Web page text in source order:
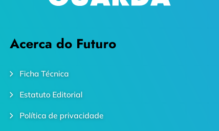
Acerca do Futuro
Ficha Técnica
Estatuto Editorial
Política de privacidade